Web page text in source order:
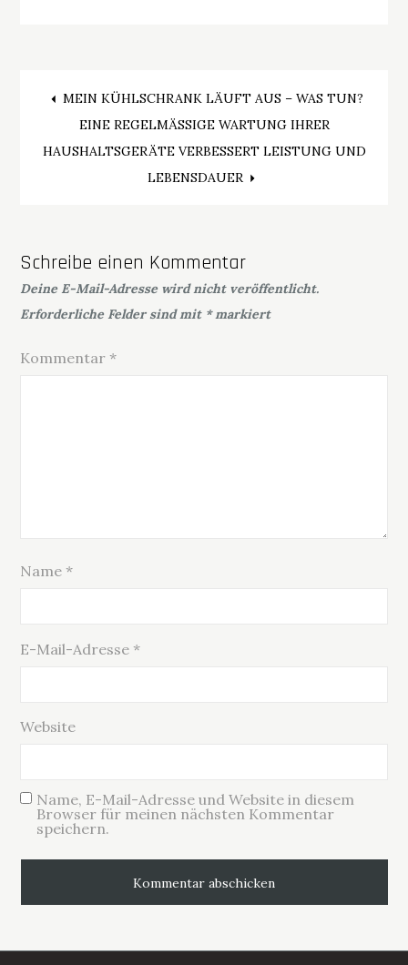
Beitragsnavigation
MEIN KÜHLSCHRANK LÄUFT AUS – WAS TUN?
EINE REGELMÄSSIGE WARTUNG IHRER
HAUSHALTSGERÄTE VERBESSERT LEISTUNG UND
LEBENSDAUER
Schreibe einen Kommentar
Deine E-Mail-Adresse wird nicht veröffentlicht.
Erforderliche Felder sind mit *markiert
Kommentar *
Name *
E-Mail-Adresse *
Website
Name, E-Mail-Adresse und Website in diesem
Browser für meinen nächsten Kommentar
speichern.